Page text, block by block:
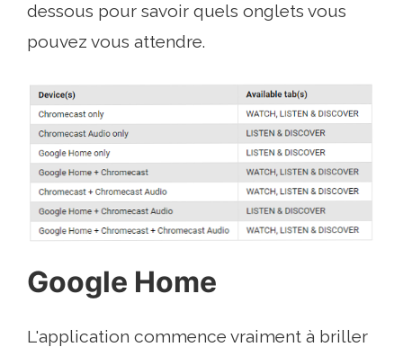
dessous pour savoir quels onglets vous
pouvez vous attendre.
Google Home
L'application commence vraiment à briller